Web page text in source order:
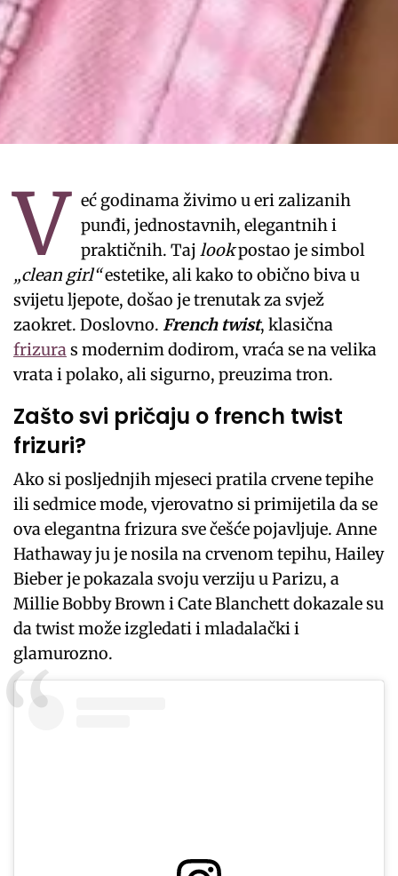
V eć godinama živimo u eri zalizanih
punđi, jednostavnih, elegantnih i
praktičnih. Taj lookpostao je simbol
„clean girl“estetike, ali kako to obično biva u
svijetu ljepote, došao je trenutak za svjež
zaokret. Doslovno. French twist, klasična
frizura s modernim dodirom, vraća se na velika
vrata i polako, ali sigurno, preuzima tron.
Zašto svi pričaju o french twist
frizuri?
Ako si posljednjih mjeseci pratila crvene tepihe
ili sedmice mode, vjerovatno si primijetila da se
ova elegantna frizura sve češće pojavljuje. Anne
Hathaway ju je nosila na crvenom tepihu, Hailey
Bieber je pokazala svoju verziju u Parizu, a
Millie Bobby Brown i Cate Blanchett dokazale su
da twist može izgledati i mladalački i
glamurozno.